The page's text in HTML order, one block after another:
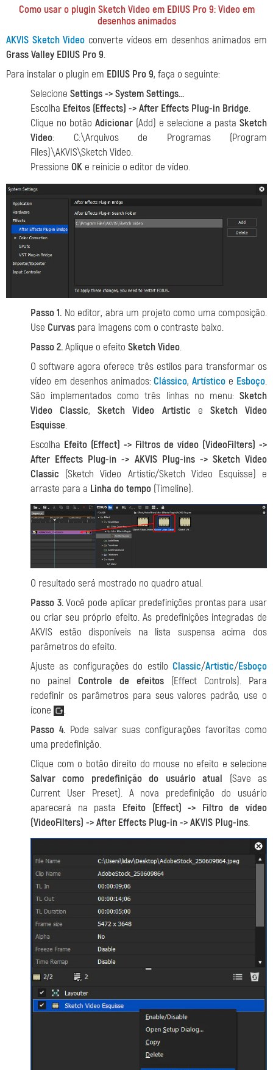
Como usar o plugin Sketch Video em EDIUS Pro 9: Vìdeo em
desenhos animados
AKVIS Sketch Video converte vídeos em desenhos animados em
Grass Valley EDIUS Pro 9.
Para instalar o plugin em EDIUS Pro 9, faça o seguinte:
Selecione Settings -> System Settings...
Escolha Efeitos (Effects) -> After Effects Plug-in Bridge.
Clique no botão Adicionar (Add) e selecione a pasta Sketch
Video: C:\Arquivos de Programas (Program
Files)\AKVIS\Sketch Video.
Pressione OK e reinicie o editor de vídeo.
Passo 1. No editor, abra um projeto como uma composição.
Use Curvas para imagens com o contraste baixo.
Passo 2.Aplique o efeito Sketch Video.
O software agora oferece três estilos para transformar os
vídeo em desenhos animados:Clássico,Artístico e Esboço.
São implementados como três linhas no menu: Sketch
Video Сlassic,Sketch Video Artistic e Sketch Video
Esquisse.
Escolha Efeito (Effect) -> Filtros de vídeo (VideoFilters) ->
After Effects Plug-in -> AKVIS Plug-ins -> Sketch Video
Сlassic (Sketch Video Artistic/Sketch Video Esquisse) e
arraste para a Linha do tempo (Timeline).
O resultado será mostrado no quadro atual.
Passo 3.Você pode aplicar predefinições prontas para usar
ou criar seu próprio efeito. As predefinições integradas de
AKVIS estão disponíveis na lista suspensa acima dos
parâmetros do efeito.
Ajuste as configurações do estilo Classic/Artistic/Esboço
no painel Controle de efeitos (Effect Controls). Para
redefinir os parâmetros para seus valores padrão, use o
ícone
.
Passo 4.Pode salvar suas configurações favoritas como
uma predefinição.
Clique com o botão direito do mouse no efeito e selecione
Salvar como predefinição do usuário atual (Save as
Current User Preset). A nova predefinição do usuário
aparecerá na pasta Efeito (Effect) -> Filtro de vídeo
(VideoFilters) -> After Effects Plug-in -> AKVIS Plug-ins.